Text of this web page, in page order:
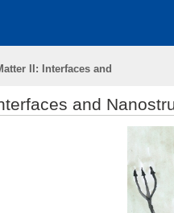
II: Interfaces and
and